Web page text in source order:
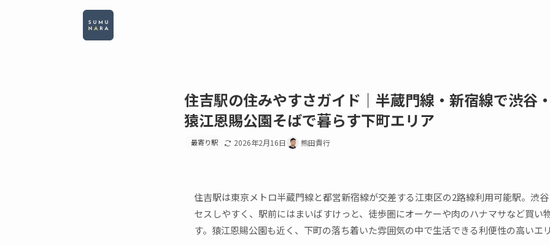
住吉駅の住みやすさガイド｜半蔵門線・新宿線で渋谷
猿江恩賜公園そばで暮らす下町エリア
最寄り駅 2026年2月16日 熊田貴行
住吉駅は東京メトロ半蔵門線と都営新宿線が交差する江東区の2路線利用可能駅。渋
セスしやすく、駅前にはまいばすけっと、徒歩圏にオーケーや肉のハナマサなど買い
す。猿江恩賜公園も近く、下町の落ち着いた雰囲気の中で生活できる利便性の高いエ